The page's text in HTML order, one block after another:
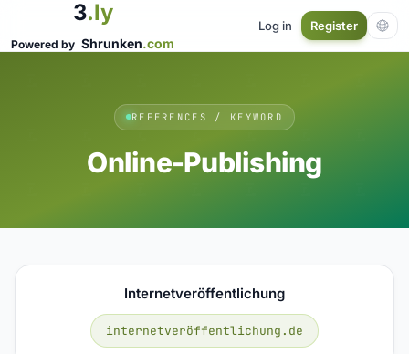
3.ly
Powered by Shrunken.com
Log in Register
REFERENCES / KEYWORD
Online-Publishing
Internetveröffentlichung
internetveröffentlichung.de